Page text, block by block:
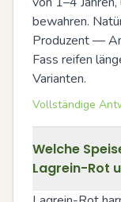
bewahren.
Produzent —
Fass reifen
Varianten.
Vollständige
Welche
Lagrein-Rot